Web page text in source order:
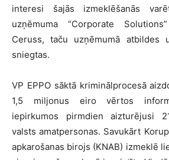
interesi šajās izmeklēšanās
uzņēmuma “Corporate
Ceruss, taču uzņēmumā atbildes
sniegtas.
VP EPPO sāktā kriminālprocesā
1,5 miljonus eiro vērtos
iepirkumos pirmdien aizturējusi
valsts amatpersonas. Savukārt
apkarošanas birojs (KNAB) izmeklē